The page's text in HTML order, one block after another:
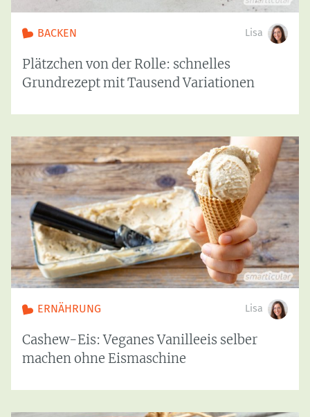
BACKEN Lisa
Plätzchen von der Rolle: schnelles
Grundrezept mit Tausend Variationen
ERNÄHRUNG Lisa
Cashew-Eis: Veganes Vanilleeis selber
machen ohne Eismaschine